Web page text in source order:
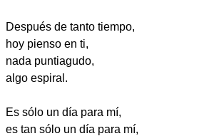
Después de tanto tiempo,
hoy pienso en ti,
nada puntiagudo,
algo espiral.
Es sólo un día para mí,
es tan sólo un día para mí,